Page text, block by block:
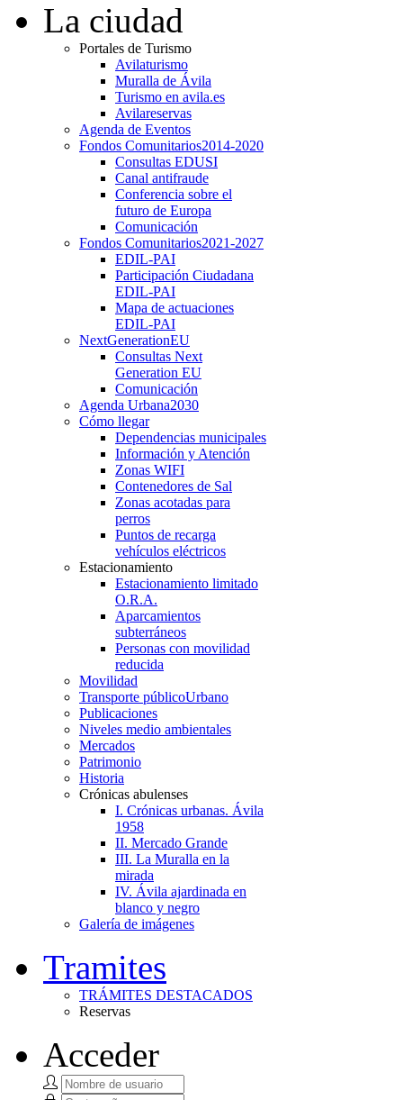
La ciudad
Portales de Turismo
Avilaturismo
Muralla de Ávila
Turismo en avila.es
Avilareservas
Agenda de Eventos
Fondos Comunitarios2014-2020
Consultas EDUSI
Canal antifraude
Conferencia sobre el
futuro de Europa
Comunicación
Fondos Comunitarios2021-2027
EDIL-PAI
Participación Ciudadana
EDIL-PAI
Mapa de actuaciones
EDIL-PAI
NextGenerationEU
Consultas Next
Generation EU
Comunicación
Agenda Urbana2030
Cómo llegar
Dependencias municipales
Información y Atención
Zonas WIFI
Contenedores de Sal
Zonas acotadas para
perros
Puntos de recarga
vehículos eléctricos
Estacionamiento
Estacionamiento limitado
O.R.A.
Aparcamientos
subterráneos
Personas con movilidad
reducida
Movilidad
Transporte públicoUrbano
Publicaciones
Niveles medio ambientales
Mercados
Patrimonio
Historia
Crónicas abulenses
I. Crónicas urbanas. Ávila
1958
II. Mercado Grande
III. La Muralla en la
mirada
IV. Ávila ajardinada en
blanco y negro
Galería de imágenes
Tramites
TRÁMITES DESTACADOS
Reservas
Acceder